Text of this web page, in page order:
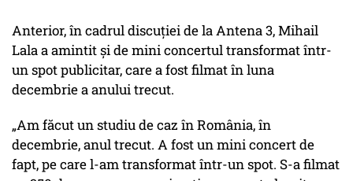
Anterior, în cadrul discuției de la Antena 3, Mihail
Lala a amintit și de mini concertul transformat într-
un spot publicitar, care a fost filmat în luna
decembrie a anului trecut.
„Am făcut un studiu de caz în România, în
decembrie, anul trecut. A fost un mini concert de
fapt, pe care l-am transformat într-un spot. S-a filmat